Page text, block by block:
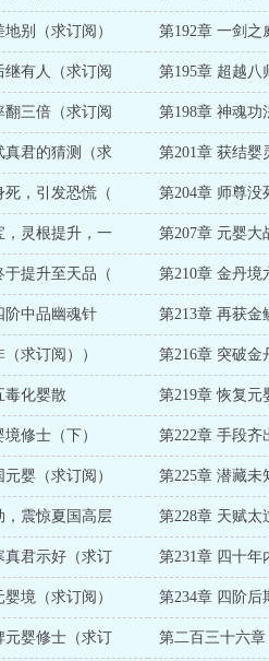
别（求订阅） 第192章 一剑之
继有人（求订阅 第195章 超越八
翻三倍（求订阅 第198章 神魂功
真君的猜测（求 第201章 获结婴
死，引发恐慌（ 第204章 师尊没
，灵根提升，一 第207章 元婴大
于提升至天品（ 第210章 金丹境
阶中品幽魂针 第213章 再获金
求订阅）） 第216章 突破金
毒化婴散 第219章 恢复元
修士（下） 第222章 手段齐
婴（求订阅） 第225章 潜藏未
，震惊夏国高层 第228章 天赋太
真君示好（求订 第231章 四十年
境（求订阅） 第234章 四阶后
元婴修士（求订